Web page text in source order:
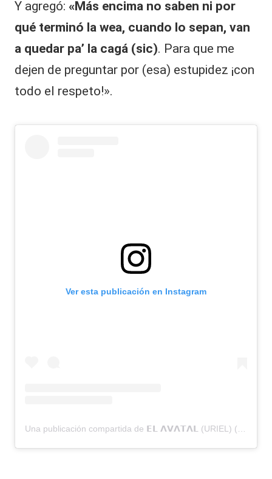
Y agregó: «Más encima no saben ni por
qué terminó la wea, cuando lo sepan, van
a quedar pa’ la cagá (sic). Para que me
dejen de preguntar por (esa) estupidez ¡con
todo el respeto!».
Ver esta publicación en Instagram